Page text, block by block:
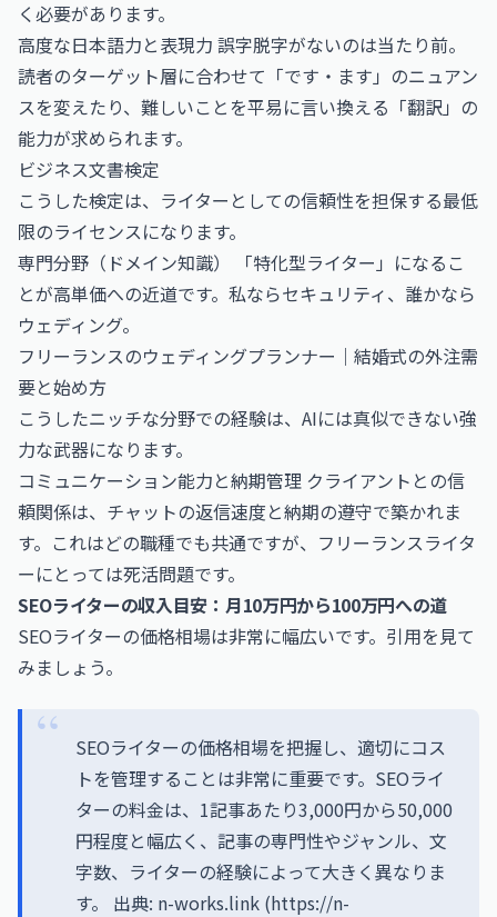
く必要があります。
高度な日本語力と表現力 誤字脱字がないのは当たり前。
読者のターゲット層に合わせて「です・ます」のニュアン
スを変えたり、難しいことを平易に言い換える「翻訳」の
能力が求められます。
ビジネス文書検定
こうした検定は、ライターとしての信頼性を担保する最低
限のライセンスになります。
専門分野（ドメイン知識） 「特化型ライター」になるこ
とが高単価への近道です。私ならセキュリティ、誰かなら
ウェディング。
フリーランスのウェディングプランナー｜結婚式の外注需
要と始め方
こうしたニッチな分野での経験は、AIには真似できない強
力な武器になります。
コミュニケーション能力と納期管理 クライアントとの信
頼関係は、チャットの返信速度と納期の遵守で築かれま
す。これはどの職種でも共通ですが、フリーランスライタ
ーにとっては死活問題です。
SEOライターの収入目安：月10万円から100万円への道
SEOライターの価格相場は非常に幅広いです。引用を見て
みましょう。
SEOライターの価格相場を把握し、適切にコス
トを管理することは非常に重要です。SEOライ
ターの料金は、1記事あたり3,000円から50,000
円程度と幅広く、記事の専門性やジャンル、文
字数、ライターの経験によって大きく異なりま
す。 出典: n-works.link (https://n-